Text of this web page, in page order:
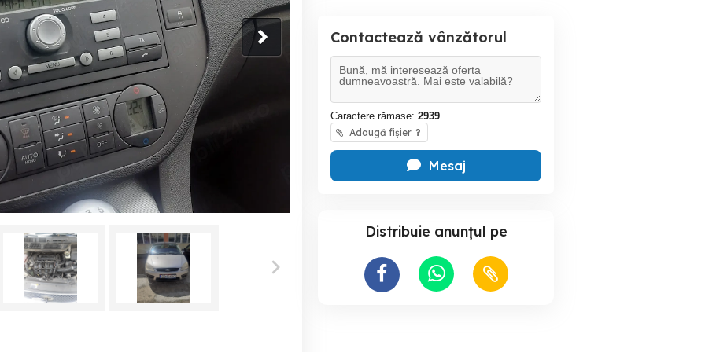
Contactează vânzătorul
Caractere rămase: 2939
Adaugă fișier ?
Mesaj
Distribuie anunțul pe